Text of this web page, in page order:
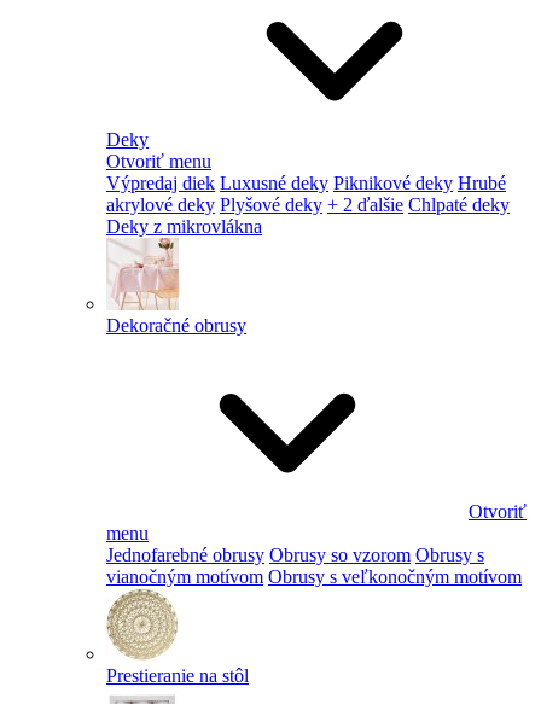
Deky
Otvoriť menu
Výpredaj diek Luxusné deky Piknikové deky Hrubé
akrylové deky Plyšové deky + 2 ďalšie Chlpaté deky
Deky z mikrovlákna
Dekoračné obrusy
Otvoriť
menu
Jednofarebné obrusy Obrusy so vzorom Obrusy s
vianočným motívom Obrusy s veľkonočným motívom
Prestieranie na stôl